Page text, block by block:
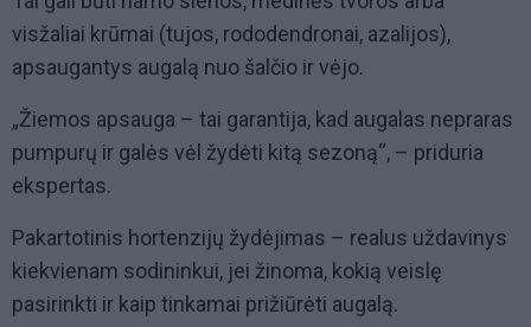
visžaliai krūmai (tujos, rododendronai, azalijos),
apsaugantys augalą nuo šalčio ir vėjo.
„Žiemos apsauga – tai garantija, kad augalas nepraras
pumpurų ir galės vėl žydėti kitą sezoną“, – priduria
ekspertas.
Pakartotinis hortenzijų žydėjimas – realus uždavinys
kiekvienam sodininkui, jei žinoma, kokią veislę
pasirinkti ir kaip tinkamai prižiūrėti augalą.